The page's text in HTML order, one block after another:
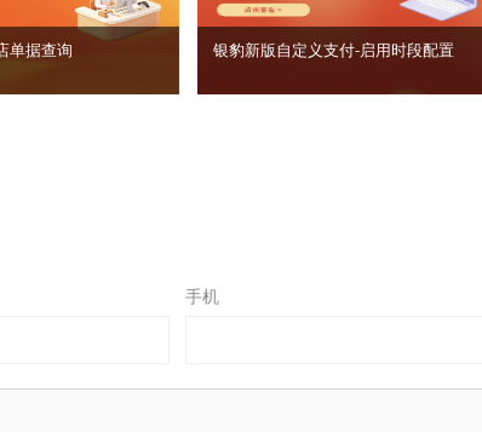
单据查询 银豹新版自定义支付‑启用时段配置
手机